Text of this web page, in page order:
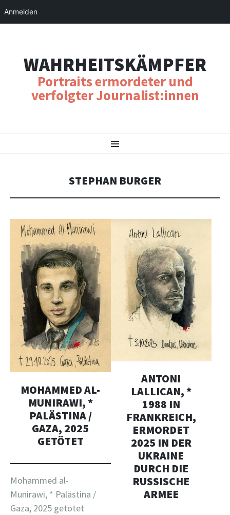
WAHRHEITSKÄMPFER
Portraits ermordeter und
verfolgter Journalist:innen
Menu
TO
STEPHAN BURGER
MOHAMMED AL-
MUNIRAWI, *
PALÄSTINA /
GAZA, 2025
GETÖTET
Mohammed al-
Munirawi, * Palästina /
Gaza, 2025 getötet
ANTONI
LALLICAN, *
1988 IN
FRANKREICH,
ERMORDET
2025 IN DER
UKRAINE
DURCH DIE
RUSSISCHE
ARMEE
Anmelden